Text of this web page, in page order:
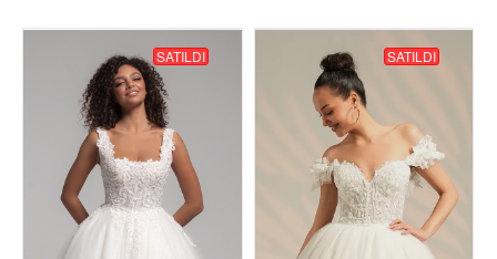
SATILDI SATILDI